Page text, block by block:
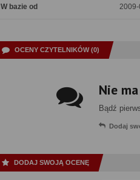
W bazie od
OCENY CZYTELNIKÓW (0)
Nie
Bądź
Dodaj
DODAJ SWOJĄ OCENĘ